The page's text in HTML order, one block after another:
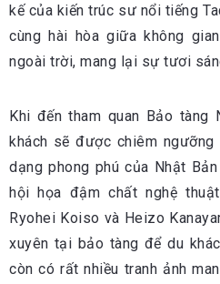
kế của kiến trúc sư nổi tiếng
cùng hài hòa giữa không
ngoài trời, mang lại sự tươi
Khi đến tham quan Bảo tàng
khách sẽ được chiêm
dạng phong phú của Nhật
hội họa đậm chất nghệ
Ryohei Koiso và Heizo
xuyên tại bảo tàng để du
còn có rất nhiều tranh ảnh